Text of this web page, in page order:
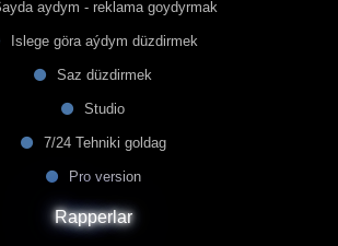
aydym - reklama goydyrmak
Islege göra aýdym düzdirmek
Saz düzdirmek
Studio
7/24 Tehniki goldag
Pro version
Rapperlar